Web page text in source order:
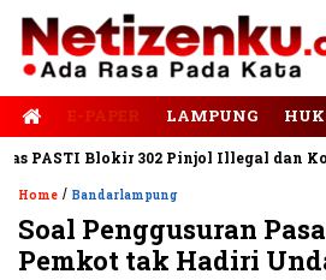
E-PAPER LAMPUNG
Blokir 302 Pinjol Illegal dan
Home / Bandarlampung
Soal Penggusuran
Pemkot tak Hadiri